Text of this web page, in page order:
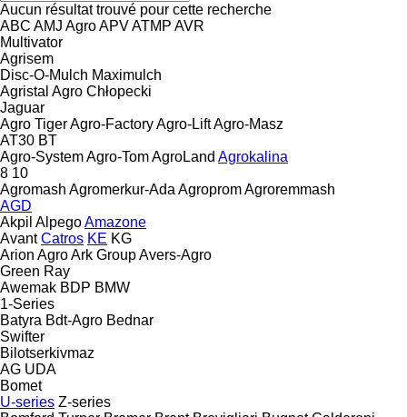
Aucun résultat trouvé pour cette recherche
ABC AMJ AgroAPVATMP AVR
Multivator
Agrisem
Disc-O-Mulch Maximulch
Agristal Agro Chłopecki
Jaguar
Agro TigerAgro-FactoryAgro-LiftAgro-Masz
AT30 BT
Agro-SystemAgro-TomAgroLand Agrokalina
8 10
Agromash Agromerkur-Ada AgropromAgroremmash
AGD
Akpil AlpegoAmazone
Avant Catros KE KG
Arion AgroArk GroupAvers-Agro
Green Ray
Awemak BDP BMW
1-Series
Batyra Bdt-Agro Bednar
Swifter
Bilotserkivmaz
AG UDA
Bomet
U-series Z-series